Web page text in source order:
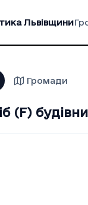
Львівщини
Громади
(F)